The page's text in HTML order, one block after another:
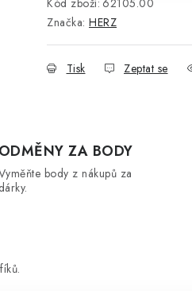
Kód zboží: 62105.00
Značka: HERZ
Tisk Zeptat se
ODMĚNY ZA BODY
body z nákupů za
dárky.